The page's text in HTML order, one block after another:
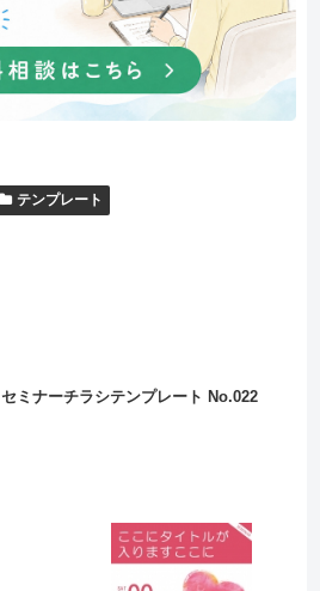
テンプレート
セミナーチラシテンプレート No.022